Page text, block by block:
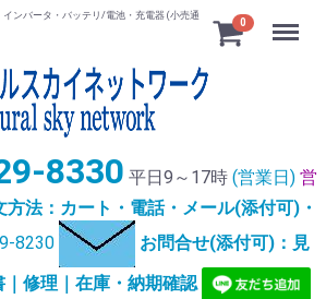
ンバータ・バッテリ/電池・充電器 (小売通
0 Menu
8330 平日9～17時 (営業日) 営
方法：カート・電話・メール(添付可)・
8230
お問合せ(添付可)：見
修理｜在庫・納期確認